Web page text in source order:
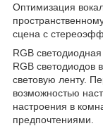
Оптимизация
сцена с
RGB
RGB
световую ленту.
возможностью
настроения в
предпочтениями.